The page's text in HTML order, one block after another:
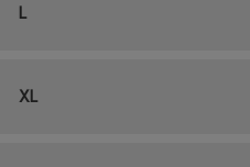
L
XL